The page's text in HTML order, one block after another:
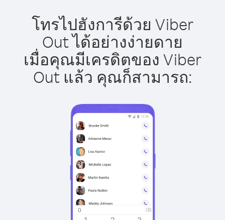
โทรไปฮังการีด้วย Viber
Out ได้อย่างง่ายดาย
เมื่อคุณมีเครดิตของ Viber
Out แล้ว คุณก็สามารถ: